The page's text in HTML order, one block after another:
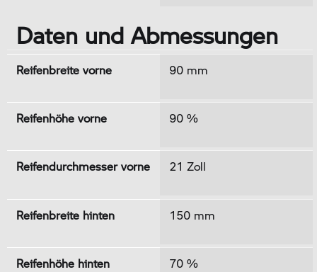
Daten und Abmessungen
Reifenbreite vorne 90 mm
Reifenhöhe vorne 90 %
Reifendurchmesser vorne 21 Zoll
Reifenbreite hinten 150 mm
Reifenhöhe hinten 70 %